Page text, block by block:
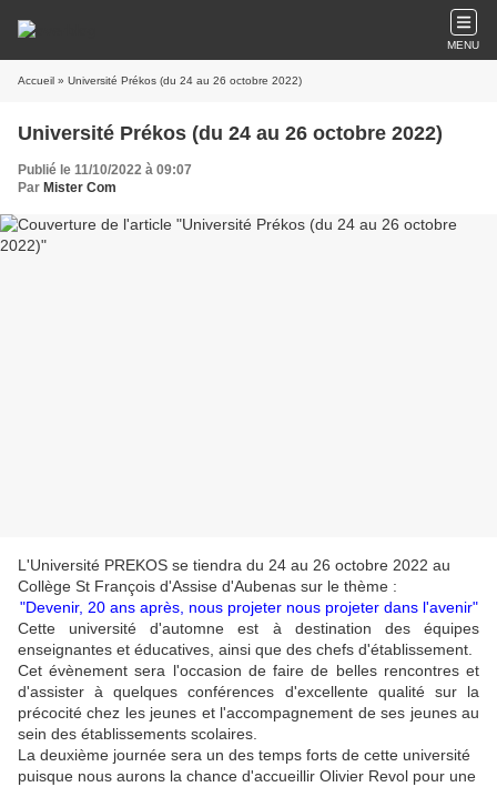
MENU
Accueil » Université Prékos (du 24 au 26 octobre 2022)
Université Prékos (du 24 au 26 octobre 2022)
Publié le 11/10/2022 à 09:07
Par Mister Com
L'Université PREKOS se tiendra du 24 au 26 octobre 2022 au
Collège St François d'Assise d'Aubenas sur le thème :
"Devenir, 20 ans après, nous projeter nous projeter dans l'avenir"
Cette université d'automne est à destination des équipes
enseignantes et éducatives, ainsi que des chefs d'établissement.
Cet évènement sera l'occasion de faire de belles rencontres et
d'assister à quelques conférences d'excellente qualité sur la
précocité chez les jeunes et l'accompagnement de ses jeunes au
sein des établissements scolaires.
La deuxième journée sera un des temps forts de cette université
puisque nous aurons la chance d'accueillir Olivier Revol pour une